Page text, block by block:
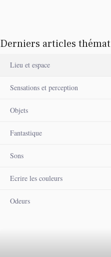
Derniers articles
Lieu et espace
Sensations et perception
Objets
Fantastique
Sons
Ecrire les couleurs
Odeurs